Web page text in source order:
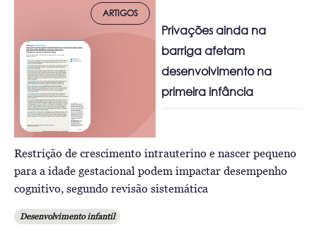
ARTIGOS
Privações ainda na
barriga afetam
desenvolvimento na
primeira infância
Restrição de crescimento intrauterino e nascer pequeno
para a idade gestacional podem impactar desempenho
cognitivo, segundo revisão sistemática
Desenvolvimento infantil